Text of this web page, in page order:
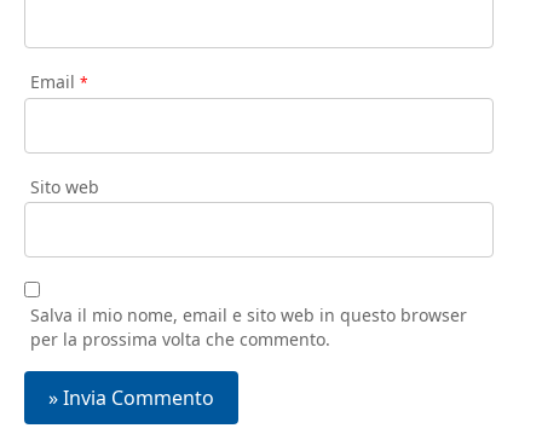
Email *
Sito web
Salva il mio nome, email e sito web in questo browser
per la prossima volta che commento.